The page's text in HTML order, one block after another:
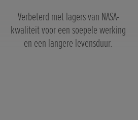
Verbeterd met lagers van NASA-
kwaliteit voor een soepele werking
en een langere levensduur.